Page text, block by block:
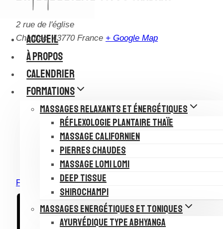
ACCUEIL
À PROPOS
CALENDRIER
FORMATIONS
MASSAGES RELAXANTS ET ÉNERGÉTIQUES
RÉFLEXOLOGIE PLANTAIRE THAÏE
MASSAGE CALIFORNIEN
PIERRES CHAUDES
MASSAGE LOMI LOMI
DEEP TISSUE
SHIROCHAMPI
MASSAGES ENERGÉTIQUES ET TONIQUES
AYURVÉDIQUE TYPE ABHYANGA
2 rue de l'église
Chadrac, 43770 France + Google Map
Formation Lomi Lomi